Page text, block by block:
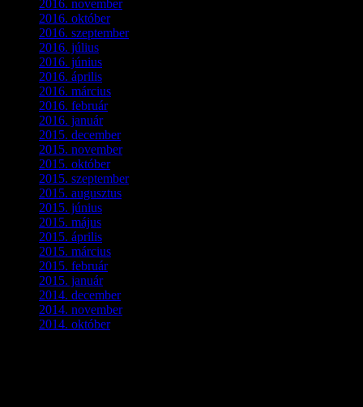
2016. november(1)
2016. október(6)
2016. szeptember(5)
2016. július
2016. június
2016. április
2016. március
2016. február(3)
2016. január(2)
2015. december(1)
2015. november(4)
2015. október(4)
2015. szeptember(5)
2015. augusztus
2015. június
2015. május
2015. április
2015. március
2015. február(2)
2015. január(5)
2014. december(4)
2014. november(1)
2014. október(2)